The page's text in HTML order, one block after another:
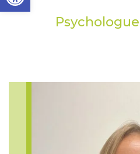
Psychologue